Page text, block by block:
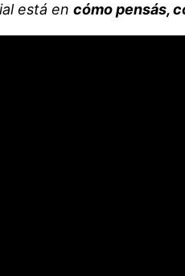
está encómo pensás,